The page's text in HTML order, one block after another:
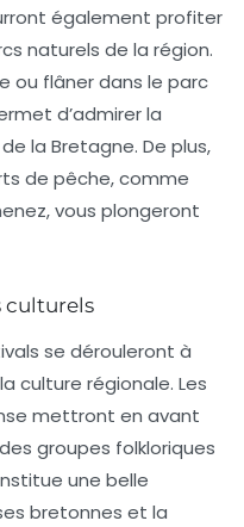
également profiter
naturels de la région.
ou flâner dans le parc
d’admirer la
la Bretagne. De plus,
de pêche, comme
vous plongeront
culturels
se dérouleront à
culture régionale. Les
mettront en avant
groupes folkloriques
une belle
bretonnes et la